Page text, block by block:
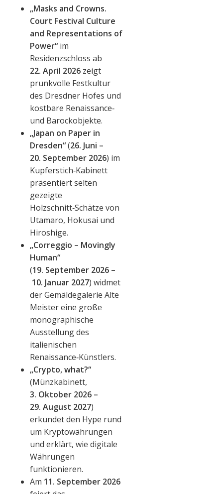
„Masks and Crowns.
Court Festival Culture
and Representations of
Power“ im
Residenzschloss ab
22. April 2026 zeigt
prunkvolle Festkultur
des Dresdner Hofes und
kostbare Renaissance‑
und Barockobjekte.
„Japan on Paper in
Dresden“(26. Juni –
20. September 2026) im
Kupferstich‑Kabinett
präsentiert selten
gezeigte
Holzschnitt‑Schätze von
Utamaro, Hokusai und
Hiroshige.
„Correggio – Movingly
Human“
(19. September 2026 –
10. Januar 2027) widmet
der Gemäldegalerie Alte
Meister eine große
monographische
Ausstellung des
italienischen
Renaissance‑Künstlers.
„Crypto, what?“
(Münzkabinett,
3. Oktober 2026 –
29. August 2027)
erkundet den Hype rund
um Kryptowährungen
und erklärt, wie digitale
Währungen
funktionieren.
Am 11. September 2026